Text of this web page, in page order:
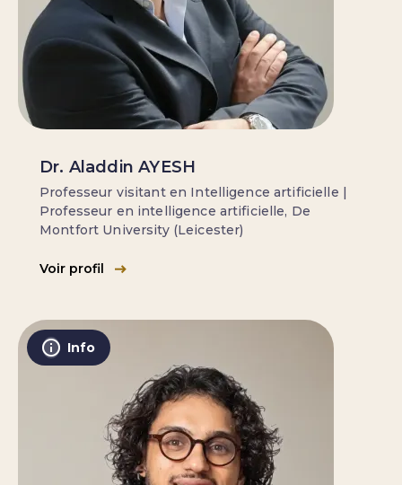
Dr. Aladdin AYESH
Professeur visitant en Intelligence artificielle |
Professeur en intelligence artificielle, De
Montfort University (Leicester)
Voir profil
Info